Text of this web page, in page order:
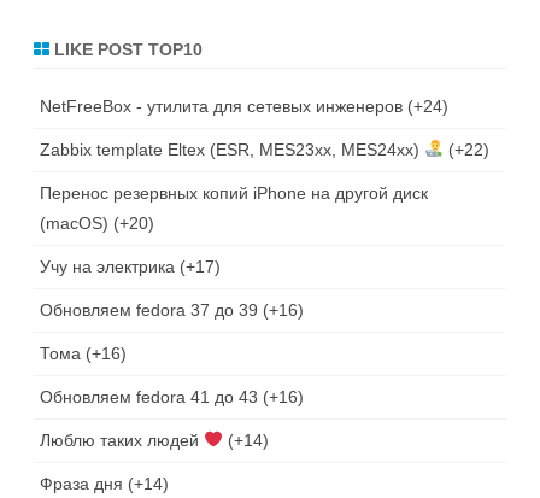
LIKE POST TOP10
NetFreeBox - утилита для сетевых инженеров +24
Zabbix template Eltex (ESR, MES23xx, MES24xx) +22
Перенос резервных копий iPhone на другой диск
(macOS)
+20
Учу на электрика +17
Обновляем fedora 37 до 39 +16
Тома +16
Обновляем fedora 41 до 43 +16
Люблю таких людей +14
Фраза дня +14